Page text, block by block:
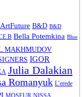
ArtFuture B&D B&D
Bella Potemkina Blue
MAKHMUDOV
IGOR
Julia Dalakian
Romanyuk L’erede
MOSFUR NISSA